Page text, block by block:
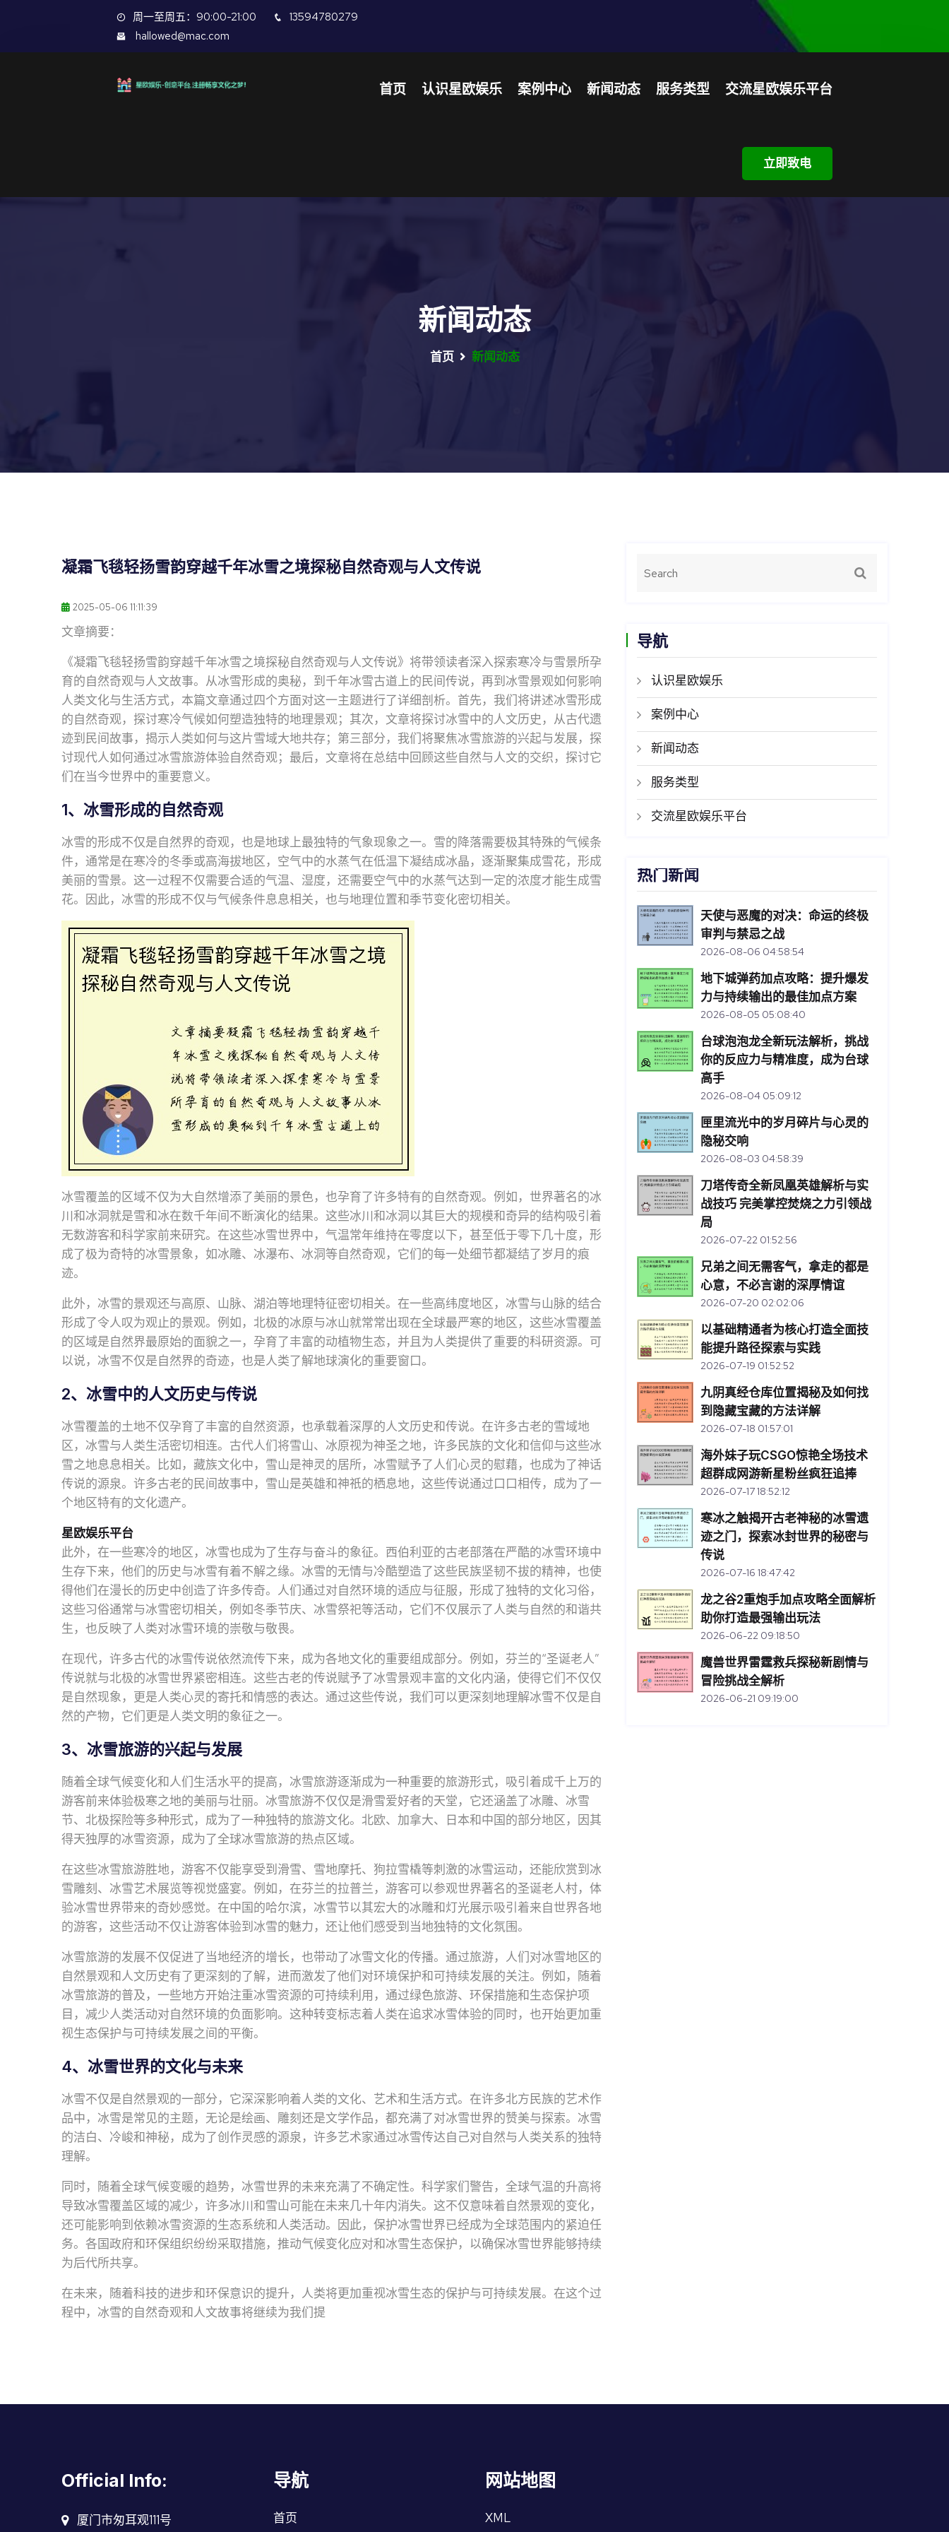
周一至周五：90:00-21:00
13594780279
hallowed@mac.com
首页 认识星欧娱乐 案例中心 新闻动态 服务类型 交流星欧娱乐平台
立即致电
新闻动态
首页 新闻动态
凝霜飞毯轻扬雪韵穿越千年冰雪之境探秘自然奇观与人文传说
2025-05-06 11:11:39
文章摘要：
《凝霜飞毯轻扬雪韵穿越千年冰雪之境探秘自然奇观与人文传说》将带领读者深入探索寒冷与雪景所孕
育的自然奇观与人文故事。从冰雪形成的奥秘，到千年冰雪古道上的民间传说，再到冰雪景观如何影响
人类文化与生活方式，本篇文章通过四个方面对这一主题进行了详细剖析。首先，我们将讲述冰雪形成
的自然奇观，探讨寒冷气候如何塑造独特的地理景观；其次，文章将探讨冰雪中的人文历史，从古代遗
迹到民间故事，揭示人类如何与这片雪域大地共存；第三部分，我们将聚焦冰雪旅游的兴起与发展，探
讨现代人如何通过冰雪旅游体验自然奇观；最后，文章将在总结中回顾这些自然与人文的交织，探讨它
们在当今世界中的重要意义。
1、冰雪形成的自然奇观
冰雪的形成不仅是自然界的奇观，也是地球上最独特的气象现象之一。雪的降落需要极其特殊的气候条
件，通常是在寒冷的冬季或高海拔地区，空气中的水蒸气在低温下凝结成冰晶，逐渐聚集成雪花，形成
美丽的雪景。这一过程不仅需要合适的气温、湿度，还需要空气中的水蒸气达到一定的浓度才能生成雪
花。因此，冰雪的形成不仅与气候条件息息相关，也与地理位置和季节变化密切相关。
冰雪覆盖的区域不仅为大自然增添了美丽的景色，也孕育了许多特有的自然奇观。例如，世界著名的冰
川和冰洞就是雪和冰在数千年间不断演化的结果。这些冰川和冰洞以其巨大的规模和奇异的结构吸引着
无数游客和科学家前来研究。在这些冰雪世界中，气温常年维持在零度以下，甚至低于零下几十度，形
成了极为奇特的冰雪景象，如冰雕、冰瀑布、冰洞等自然奇观，它们的每一处细节都凝结了岁月的痕
迹。
此外，冰雪的景观还与高原、山脉、湖泊等地理特征密切相关。在一些高纬度地区，冰雪与山脉的结合
形成了令人叹为观止的景观。例如，北极的冰原与冰山就常常出现在全球最严寒的地区，这些冰雪覆盖
的区域是自然界最原始的面貌之一，孕育了丰富的动植物生态，并且为人类提供了重要的科研资源。可
以说，冰雪不仅是自然界的奇迹，也是人类了解地球演化的重要窗口。
2、冰雪中的人文历史与传说
冰雪覆盖的土地不仅孕育了丰富的自然资源，也承载着深厚的人文历史和传说。在许多古老的雪域地
区，冰雪与人类生活密切相连。古代人们将雪山、冰原视为神圣之地，许多民族的文化和信仰与这些冰
雪之地息息相关。比如，藏族文化中，雪山是神灵的居所，冰雪赋予了人们心灵的慰藉，也成为了神话
传说的源泉。许多古老的民间故事中，雪山是英雄和神祇的栖息地，这些传说通过口口相传，成为了一
个地区特有的文化遗产。
星欧娱乐平台
此外，在一些寒冷的地区，冰雪也成为了生存与奋斗的象征。西伯利亚的古老部落在严酷的冰雪环境中
生存下来，他们的历史与冰雪有着不解之缘。冰雪的无情与冷酷塑造了这些民族坚韧不拔的精神，也使
得他们在漫长的历史中创造了许多传奇。人们通过对自然环境的适应与征服，形成了独特的文化习俗，
这些习俗通常与冰雪密切相关，例如冬季节庆、冰雪祭祀等活动，它们不仅展示了人类与自然的和谐共
生，也反映了人类对冰雪环境的崇敬与敬畏。
在现代，许多古代的冰雪传说依然流传下来，成为各地文化的重要组成部分。例如，芬兰的“圣诞老人”
传说就与北极的冰雪世界紧密相连。这些古老的传说赋予了冰雪景观丰富的文化内涵，使得它们不仅仅
是自然现象，更是人类心灵的寄托和情感的表达。通过这些传说，我们可以更深刻地理解冰雪不仅是自
然的产物，它们更是人类文明的象征之一。
3、冰雪旅游的兴起与发展
随着全球气候变化和人们生活水平的提高，冰雪旅游逐渐成为一种重要的旅游形式，吸引着成千上万的
游客前来体验极寒之地的美丽与壮丽。冰雪旅游不仅仅是滑雪爱好者的天堂，它还涵盖了冰雕、冰雪
节、北极探险等多种形式，成为了一种独特的旅游文化。北欧、加拿大、日本和中国的部分地区，因其
得天独厚的冰雪资源，成为了全球冰雪旅游的热点区域。
在这些冰雪旅游胜地，游客不仅能享受到滑雪、雪地摩托、狗拉雪橇等刺激的冰雪运动，还能欣赏到冰
雪雕刻、冰雪艺术展览等视觉盛宴。例如，在芬兰的拉普兰，游客可以参观世界著名的圣诞老人村，体
验冰雪世界带来的奇妙感觉。在中国的哈尔滨，冰雪节以其宏大的冰雕和灯光展示吸引着来自世界各地
的游客，这些活动不仅让游客体验到冰雪的魅力，还让他们感受到当地独特的文化氛围。
冰雪旅游的发展不仅促进了当地经济的增长，也带动了冰雪文化的传播。通过旅游，人们对冰雪地区的
自然景观和人文历史有了更深刻的了解，进而激发了他们对环境保护和可持续发展的关注。例如，随着
冰雪旅游的普及，一些地方开始注重冰雪资源的可持续利用，通过绿色旅游、环保措施和生态保护项
目，减少人类活动对自然环境的负面影响。这种转变标志着人类在追求冰雪体验的同时，也开始更加重
视生态保护与可持续发展之间的平衡。
4、冰雪世界的文化与未来
冰雪不仅是自然景观的一部分，它深深影响着人类的文化、艺术和生活方式。在许多北方民族的艺术作
品中，冰雪是常见的主题，无论是绘画、雕刻还是文学作品，都充满了对冰雪世界的赞美与探索。冰雪
的洁白、冷峻和神秘，成为了创作灵感的源泉，许多艺术家通过冰雪传达自己对自然与人类关系的独特
理解。
同时，随着全球气候变暖的趋势，冰雪世界的未来充满了不确定性。科学家们警告，全球气温的升高将
导致冰雪覆盖区域的减少，许多冰川和雪山可能在未来几十年内消失。这不仅意味着自然景观的变化，
还可能影响到依赖冰雪资源的生态系统和人类活动。因此，保护冰雪世界已经成为全球范围内的紧迫任
务。各国政府和环保组织纷纷采取措施，推动气候变化应对和冰雪生态保护，以确保冰雪世界能够持续
为后代所共享。
在未来，随着科技的进步和环保意识的提升，人类将更加重视冰雪生态的保护与可持续发展。在这个过
程中，冰雪的自然奇观和人文故事将继续为我们提
导航
认识星欧娱乐
案例中心
新闻动态
服务类型
交流星欧娱乐平台
热门新闻
天使与恶魔的对决：命运的终极
审判与禁忌之战
2026-08-06 04:58:54
地下城弹药加点攻略：提升爆发
力与持续输出的最佳加点方案
2026-08-05 05:08:40
台球泡泡龙全新玩法解析，挑战
你的反应力与精准度，成为台球
高手
2026-08-04 05:09:12
匣里流光中的岁月碎片与心灵的
隐秘交响
2026-08-03 04:58:39
刀塔传奇全新凤凰英雄解析与实
战技巧 完美掌控焚烧之力引领战
局
2026-07-22 01:52:56
兄弟之间无需客气，拿走的都是
心意，不必言谢的深厚情谊
2026-07-20 02:02:06
以基础精通者为核心打造全面技
能提升路径探索与实践
2026-07-19 01:52:52
九阴真经仓库位置揭秘及如何找
到隐藏宝藏的方法详解
2026-07-18 01:57:01
海外妹子玩CSGO惊艳全场技术
超群成网游新星粉丝疯狂追捧
2026-07-17 18:52:12
寒冰之触揭开古老神秘的冰雪遗
迹之门，探索冰封世界的秘密与
传说
2026-07-16 18:47:42
龙之谷2重炮手加点攻略全面解析
助你打造最强输出玩法
2026-06-22 09:18:50
魔兽世界雷霆救兵探秘新剧情与
冒险挑战全解析
2026-06-21 09:19:00
Official Info:
厦门市匆耳观111号
导航
首页
网站地图
XML